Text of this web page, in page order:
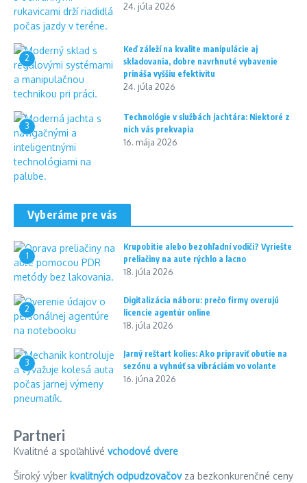
24. júla 2026
2
Keď záleží na kvalite manipulácie aj
skladovania, dobre navrhnuté vybavenie
prináša vyššiu efektivitu
24. júla 2026
3
Technológie v službách jachtára: Niektoré z
nich vás prekvapia
16. mája 2026
Vyberáme pre vás
1
Krupobitie alebo bezohľadní vodiči? Vyriešte
preliačiny na aute rýchlo a lacno
18. júla 2026
2
Digitalizácia náboru: prečo firmy overujú
licencie agentúr online
18. júla 2026
3
Jarný reštart kolies: Ako pripraviť obutie na
sezónu a vyhnúť sa vibráciám vo volante
16. júna 2026
Partneri
Kvalitné a spoľahlivé vchodové dvere
Široký výber kvalitných odpudzovačovza bezkonkurenčné ceny